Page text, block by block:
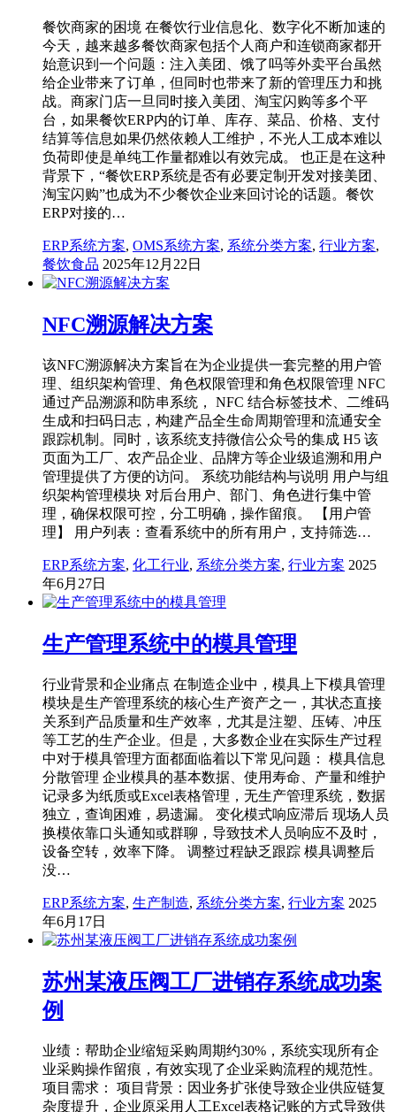
餐饮商家的困境 在餐饮行业信息化、数字化不断加速的
今天，越来越多餐饮商家包括个人商户和连锁商家都开
始意识到一个问题：注入美团、饿了吗等外卖平台虽然
给企业带来了订单，但同时也带来了新的管理压力和挑
战。商家门店一旦同时接入美团、淘宝闪购等多个平
台，如果餐饮ERP内的订单、库存、菜品、价格、支付
结算等信息如果仍然依赖人工维护，不光人工成本难以
负荷即使是单纯工作量都难以有效完成。 也正是在这种
背景下，“餐饮ERP系统是否有必要定制开发对接美团、
淘宝闪购”也成为不少餐饮企业来回讨论的话题。餐饮
ERP对接的…
ERP系统方案, OMS系统方案, 系统分类方案, 行业方案,
餐饮食品 2025年12月22日
NFC溯源解决方案
该NFC溯源解决方案旨在为企业提供一套完整的用户管
理、组织架构管理、角色权限管理和角色权限管理 NFC
通过产品溯源和防串系统， NFC 结合标签技术、二维码
生成和扫码日志，构建产品全生命周期管理和流通安全
跟踪机制。同时，该系统支持微信公众号的集成 H5 该
页面为工厂、农产品企业、品牌方等企业级追溯和用户
管理提供了方便的访问。 系统功能结构与说明 用户与组
织架构管理模块 对后台用户、部门、角色进行集中管
理，确保权限可控，分工明确，操作留痕。 【用户管
理】 用户列表：查看系统中的所有用户，支持筛选…
ERP系统方案, 化工行业, 系统分类方案, 行业方案 2025
年6月27日
生产管理系统中的模具管理
行业背景和企业痛点 在制造企业中，模具上下模具管理
模块是生产管理系统的核心生产资产之一，其状态直接
关系到产品质量和生产效率，尤其是注塑、压铸、冲压
等工艺的生产企业。但是，大多数企业在实际生产过程
中对于模具管理方面都面临着以下常见问题： 模具信息
分散管理 企业模具的基本数据、使用寿命、产量和维护
记录多为纸质或Excel表格管理，无生产管理系统，数据
独立，查询困难，易遗漏。 变化模式响应滞后 现场人员
换模依靠口头通知或群聊，导致技术人员响应不及时，
设备空转，效率下降。 调整过程缺乏跟踪 模具调整后
没…
ERP系统方案, 生产制造, 系统分类方案, 行业方案 2025
年6月17日
苏州某液压阀工厂进销存系统成功案
例
业绩：帮助企业缩短采购周期约30%，系统实现所有企
业采购操作留痕，有效实现了企业采购流程的规范性。
项目需求： 项目背景：因业务扩张使导致企业供应链复
杂度提升，企业原采用人工Excel表格记账的方式导致供